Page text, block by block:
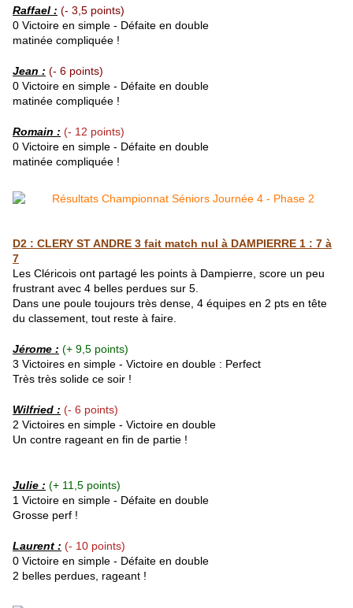
Raffael : (- 3,5 points)
0 Victoire en simple - Défaite en double
matinée compliquée !
Jean : (- 6 points)
0 Victoire en simple - Défaite en double
matinée compliquée !
Romain : (- 12 points)
0 Victoire en simple - Défaite en double
matinée compliquée !
D2 : CLERY ST ANDRE 3 fait match nul à DAMPIERRE 1 : 7 à
7
Les Cléricois ont partagé les points à Dampierre, score un peu
frustrant avec 4 belles perdues sur 5.
Dans une poule toujours très dense, 4 équipes en 2 pts en tête
du classement, tout reste à faire.
Jérome : (+ 9,5 points)
3 Victoires en simple - Victoire en double : Perfect
Très très solide ce soir !
Wilfried : (- 6 points)
2 Victoires en simple - Victoire en double
Un contre rageant en fin de partie !
Julie : (+ 11,5 points)
1 Victoire en simple - Défaite en double
Grosse perf !
Laurent : (- 10 points)
0 Victoire en simple - Défaite en double
2 belles perdues, rageant !